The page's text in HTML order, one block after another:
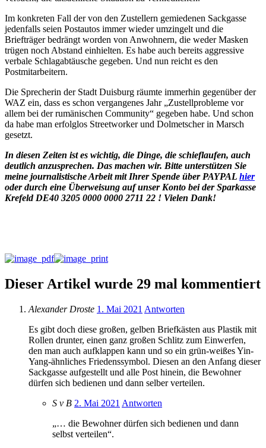
Im konkreten Fall der von den Zustellern gemiedenen Sackgasse
jedenfalls seien Postautos immer wieder umzingelt und die
Briefträger bedrängt worden von Anwohnern, die weder Masken
trügen noch Abstand einhielten. Es habe auch bereits aggressive
verbale Schlagabtäusche gegeben. Und nun reicht es den
Postmitarbeitern.
Die Sprecherin der Stadt Duisburg räumte immerhin gegenüber der
WAZ ein, dass es schon vergangenes Jahr „Zustellprobleme vor
allem bei der rumänischen Community“ gegeben habe. Und schon
da habe man erfolglos Streetworker und Dolmetscher in Marsch
gesetzt.
In diesen Zeiten ist es wichtig, die Dinge, die schieflaufen, auch
deutlich anzusprechen. Das machen wir. Bitte unterstützen Sie
meine journalistische Arbeit mit Ihrer Spende über PAYPAL hier
oder durch eine Überweisung auf unser Konto bei der Sparkasse
Krefeld DE40 3205 0000 0000 2711 22 ! Vielen Dank!
Dieser Artikel wurde 29 mal kommentiert
Alexander Droste 1. Mai 2021 Antworten
Es gibt doch diese großen, gelben Briefkästen aus Plastik mit
Rollen drunter, einen ganz großen Schlitz zum Einwerfen,
den man auch aufklappen kann und so ein grün-weißes Yin-
Yang-ähnliches Friedenssymbol. Diesen an den Anfang dieser
Sackgasse aufgestellt und alle Post hinein, die Bewohner
dürfen sich bedienen und dann selber verteilen.
S v B 2. Mai 2021 Antworten
„… die Bewohner dürfen sich bedienen und dann
selbst verteilen“.